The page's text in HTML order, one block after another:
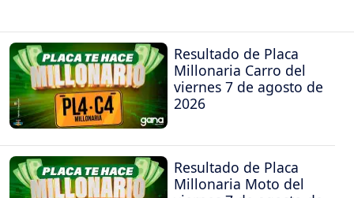
Resultado de Placa
Millonaria Carro del
viernes 7 de agosto de
2026
Resultado de Placa
Millonaria Moto del